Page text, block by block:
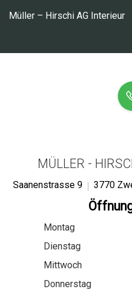
Inhalt
Müller – Hirschi AG Interieur
MÜLLER -
Saanenstrasse 9 3770
Montag
Dienstag
Mittwoch
Donnerstag